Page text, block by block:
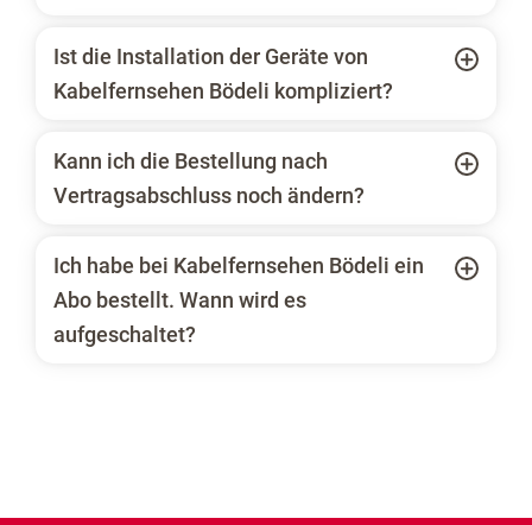
Ist die Installation der Geräte von
Kabelfernsehen Bödeli kompliziert?
Kann ich die Bestellung nach
Vertragsabschluss noch ändern?
Ich habe bei Kabelfernsehen Bödeli ein
Abo bestellt. Wann wird es
aufgeschaltet?